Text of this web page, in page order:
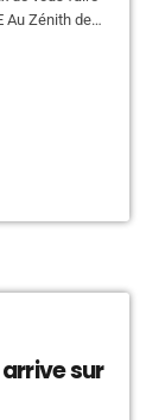
Au Zénith de
arrive sur